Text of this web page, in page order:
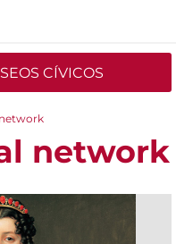
CÍVICOS
network